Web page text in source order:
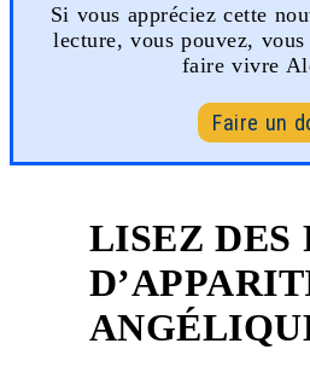
Si vous appréciez cette
lecture, vous pouvez,
faire vivre
Faire un
LISEZ DES